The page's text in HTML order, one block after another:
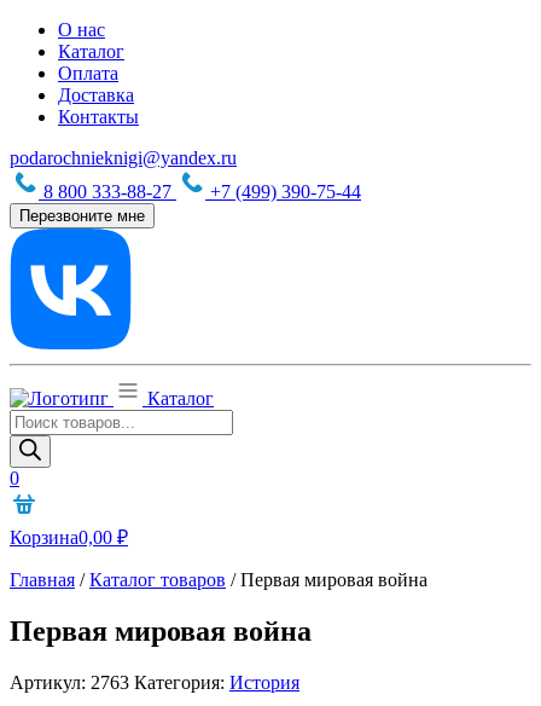
О нас
Каталог
Оплата
Доставка
Контакты
podarochnieknigi@yandex.ru
8 800 333-88-27
+7 (499) 390-75-44
Перезвоните мне
Каталог
Поиск
товаров
0
Корзина0,00 ₽
Главная /Каталог товаров /Первая мировая война
Первая мировая война
Артикул: 2763 Категория: История